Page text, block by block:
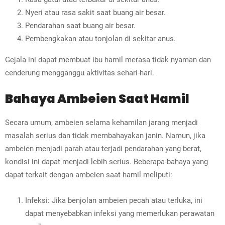
Nyeri atau rasa sakit saat buang air besar.
Pendarahan saat buang air besar.
Pembengkakan atau tonjolan di sekitar anus.
Gejala ini dapat membuat ibu hamil merasa tidak nyaman dan
cenderung mengganggu aktivitas sehari-hari.
Bahaya Ambeien Saat Hamil
Secara umum, ambeien selama kehamilan jarang menjadi
masalah serius dan tidak membahayakan janin. Namun, jika
ambeien menjadi parah atau terjadi pendarahan yang berat,
kondisi ini dapat menjadi lebih serius. Beberapa bahaya yang
dapat terkait dengan ambeien saat hamil meliputi:
Infeksi: Jika benjolan ambeien pecah atau terluka, ini
dapat menyebabkan infeksi yang memerlukan perawatan